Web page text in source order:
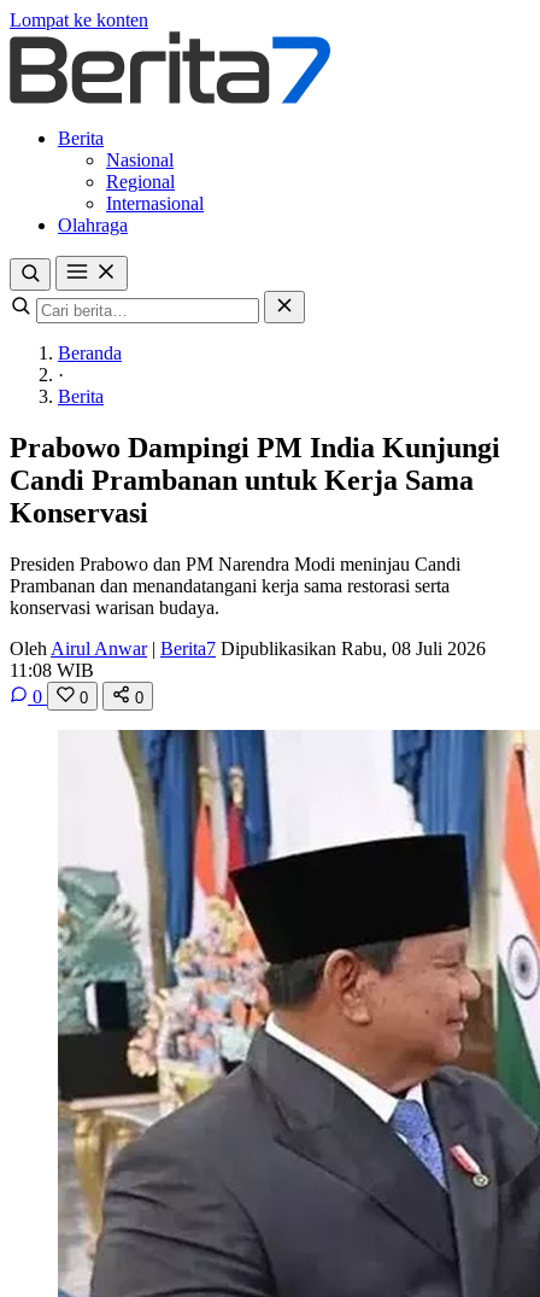
Lompat ke konten
Berita
Nasional
Regional
Internasional
Olahraga
Beranda
·
Berita
Prabowo Dampingi PM India Kunjungi
Candi Prambanan untuk Kerja Sama
Konservasi
Presiden Prabowo dan PM Narendra Modi meninjau Candi
Prambanan dan menandatangani kerja sama restorasi serta
konservasi warisan budaya.
Oleh Airul Anwar | Berita7 Dipublikasikan Rabu, 08 Juli 2026
11:08 WIB
0
0 0